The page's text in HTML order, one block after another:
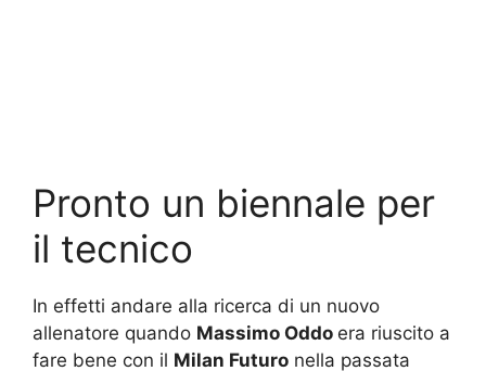
Pronto un biennale per
il tecnico
In effetti andare alla ricerca di un nuovo
allenatore quando Massimo Oddo era riuscito a
fare bene con il Milan Futuro nella passata